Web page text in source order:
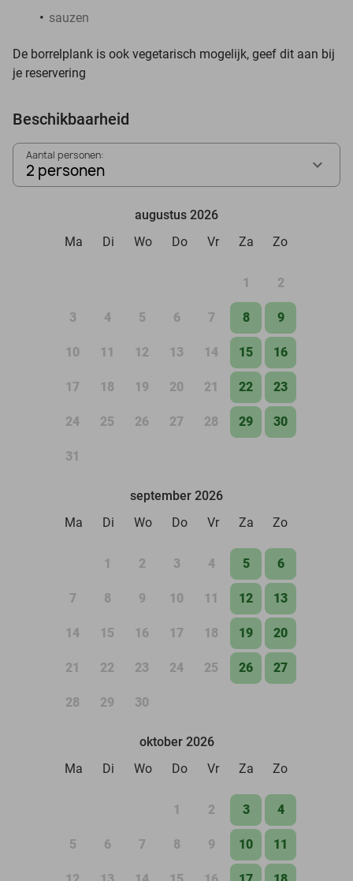
sauzen
De borrelplank is ook vegetarisch mogelijk, geef dit aan bij
je reservering
Beschikbaarheid
Aantal personen:
2 personen
augustus 2026
Ma
Di Wo Do Vr Za Zo
1 2
3 4 5 6 7 8 9
10 11 12 13 14 15 16
17 18 19 20 21 22 23
24 25 26 27 28 29 30
31
september 2026
Ma
Di Wo Do Vr Za Zo
1 2 3 4 5 6
7 8 9 10 11 12 13
14 15 16 17 18 19 20
21 22 23 24 25 26 27
28 29 30
oktober 2026
Ma
Di Wo Do Vr Za Zo
1 2 3 4
5 6 7 8 9 10 11